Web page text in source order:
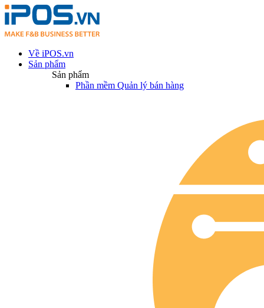
Về iPOS.vn
Sản phẩm
Sản phẩm
Phần mềm Quản lý bán hàng